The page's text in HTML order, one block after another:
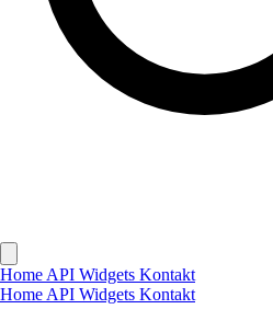
Home API Widgets Kontakt
Home API Widgets Kontakt